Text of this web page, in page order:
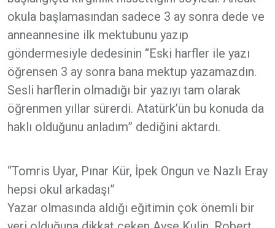
okula başlamasından sadece 3 ay sonra dede ve
anneannesine ilk mektubunu yazıp
göndermesiyle dedesinin “Eski harfler ile yazı
öğrensen 3 ay sonra bana mektup yazamazdın.
Sesli harflerin olmadığı bir yazıyı tam olarak
öğrenmen yıllar sürerdi. Atatürk’ün bu konuda da
haklı olduğunu anladım” dediğini aktardı.
“Tomris Uyar, Pınar Kür, İpek Ongun ve Nazlı Eray
hepsi okul arkadaşı”
Yazar olmasında aldığı eğitimin çok önemli bir